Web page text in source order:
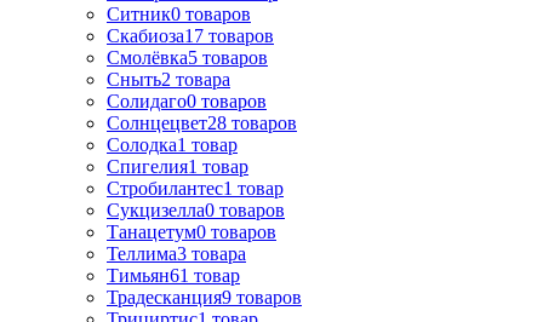
Ситник0 товаров
Скабиоза17 товаров
Смолёвка5 товаров
Сныть2 товара
Солидаго0 товаров
Солнцецвет28 товаров
Солодка1 товар
Спигелия1 товар
Стробилантес1 товар
Сукцизелла0 товаров
Танацетум0 товаров
Теллима3 товара
Тимьян61 товар
Традесканция9 товаров